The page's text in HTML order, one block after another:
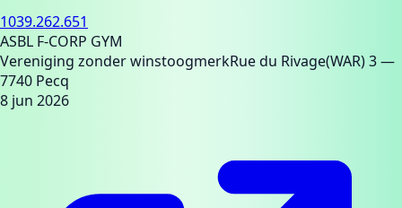
1039.262.651
ASBL F-CORP GYM
Vereniging zonder winstoogmerkRue du Rivage(WAR) 3—
7740 Pecq
8 jun 2026